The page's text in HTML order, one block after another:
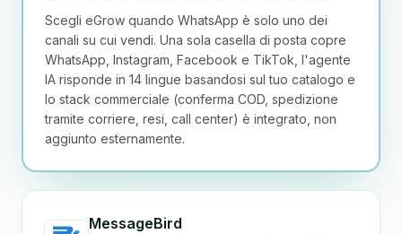
Scegli eGrow quando WhatsApp è solo uno dei
canali su cui vendi. Una sola casella di posta copre
WhatsApp, Instagram, Facebook e TikTok, l'agente
IA risponde in 14 lingue basandosi sul tuo catalogo e
lo stack commerciale (conferma COD, spedizione
tramite corriere, resi, call center) è integrato, non
aggiunto esternamente.
MessageBird